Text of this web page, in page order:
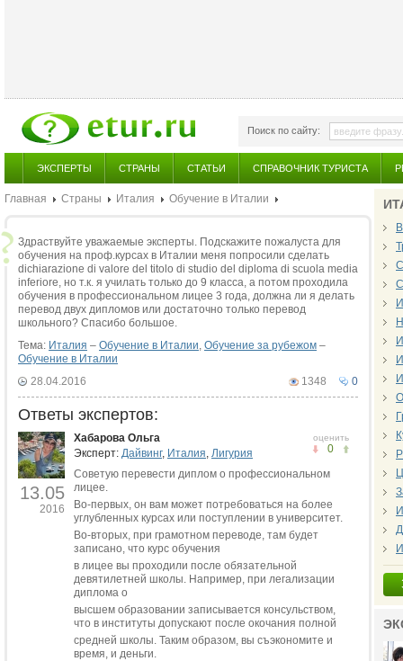
Поиск по сайту:
ЭКСПЕРТЫ СТРАНЫ СТАТЬИ СПРАВОЧНИК ТУРИСТА
Главная Страны Италия Обучение в Италии
Здраствуйте уважаемые эксперты. Подскажите пожалуста для
обучения на проф.курсах в Италии меня попросили сделать
dichiarazione di valore del titolo di studio del diploma di scuola media
inferiore, но т.к. я училать только до 9 класса, а потом проходила
обучения в профессиональном лицее 3 года, должна ли я делать
перевод двух дипломов или достаточно только перевод
школьного? Спасибо большое.
Тема: Италия – Обучение в Италии, Обучение за рубежом –
Обучение в Италии
0
1348
28.04.2016
Ответы экспертов:
13.05
2016
оценить
0
Хабарова Ольга
Эксперт: Дайвинг, Италия, Лигурия
Советую перевести диплом о профессиональном
лицее.
Во-первых, он вам может потребоваться на более
углубленных курсах или поступлении в университет.
Во-вторых, при грамотном переводе, там будет
записано, что курс обучения
в лицее вы проходили после обязательной
девятилетней школы. Например, при легализации
диплома о
высшем образовании записывается консульством,
что в институты допускают после окочания полной
средней школы. Таким образом, вы съэкономите и
время, и деньги.